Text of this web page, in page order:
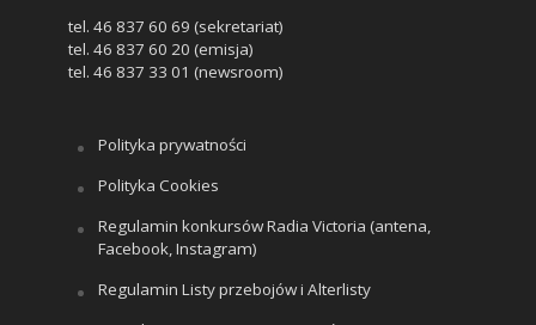
tel. 46 837 60 69 (sekretariat)
tel. 46 837 60 20 (emisja)
tel. 46 837 33 01 (newsroom)
Polityka prywatności
Polityka Cookies
Regulamin konkursów Radia Victoria (antena,
Facebook, Instagram)
Regulamin Listy przebojów i Alterlisty